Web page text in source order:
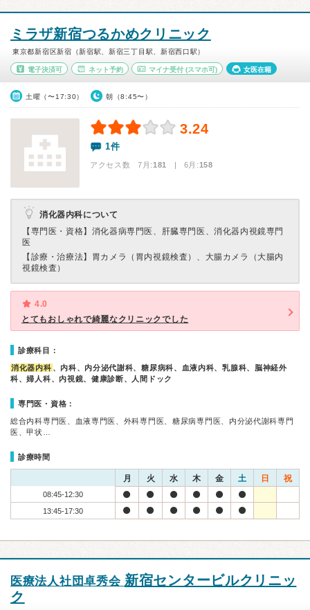
ミラザ新宿つるかめクリニック
東京都新宿区新宿（新宿駅、新宿三丁目駅、新宿西口駅）
電子決済可 ネット予約 マイナ受付 (スマホ可) 女医在籍
土曜（〜17:30） 朝（8:45〜）
3.24
1件
アクセス数 7月:181 | 6月:158
消化器内科について
【専門医・資格】 消化器病専門医、肝臓専門医、消化器内視鏡専門
医
【診療・治療法】 胃カメラ（胃内視鏡検査）、大腸カメラ（大腸内
視鏡検査）
4.0
とてもおしゃれで綺麗なクリニックでした
診療科目：
消化器内科 、内科、内分泌代謝科、糖尿病科、血液内科、乳腺科、脳神経外
科、婦人科、内視鏡、健康診断、人間ドック
専門医・資格：
総合内科専門医、血液専門医、外科専門医、糖尿病専門医、内分泌代謝科専門
医、甲状…
診療時間
月 火 水 木 金 土 日 祝
08:45-12:30
13:45-17:30
医療法人社団卓秀会 新宿センタービルクリニッ
ク